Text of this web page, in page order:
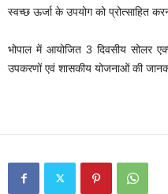
स्वच्छ ऊर्जा के उपयोग को प्रोत्साहित
भोपाल में आयोजित 3 दिवसीय सोलर
उपकरणों एवं शासकीय योजनाओं की